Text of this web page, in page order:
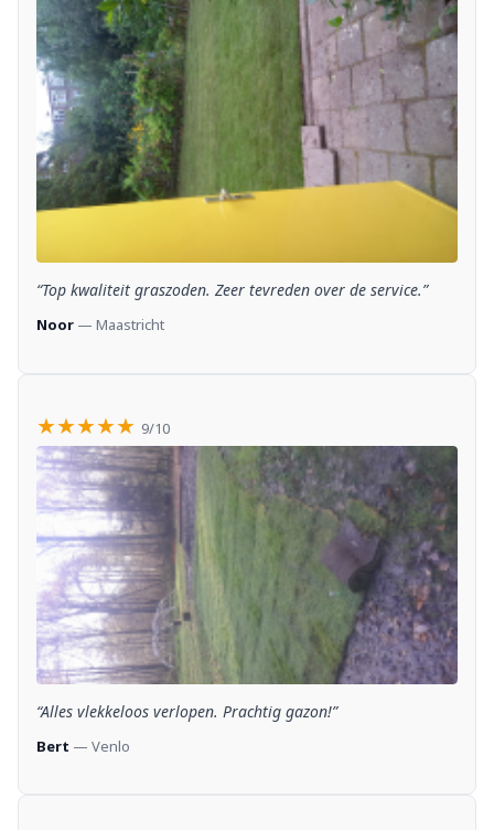
“Top kwaliteit graszoden. Zeer tevreden over de service.”
Noor — Maastricht
★★★★★ 9/10
“Alles vlekkeloos verlopen. Prachtig gazon!”
Bert — Venlo